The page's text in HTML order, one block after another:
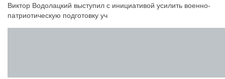
Виктор Водолацкий выступил с инициативой усилить военно-
патриотическую подготовку уч